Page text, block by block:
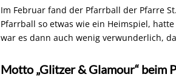
Im Februar fand der Pfarrball der Pfarre
Pfarrball so etwas wie ein Heimspiel,
war es dann auch wenig verwunderlich,
Motto „Glitzer & Glamour“ beim